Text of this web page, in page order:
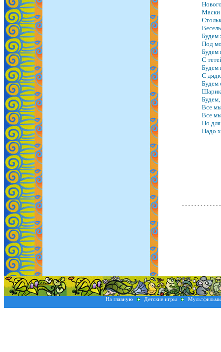
Маски
Будем
Под
Будем
С
Будем
С
Будем
Все
Все
Но для
Надо
На главную Детские игры Мультфильмы